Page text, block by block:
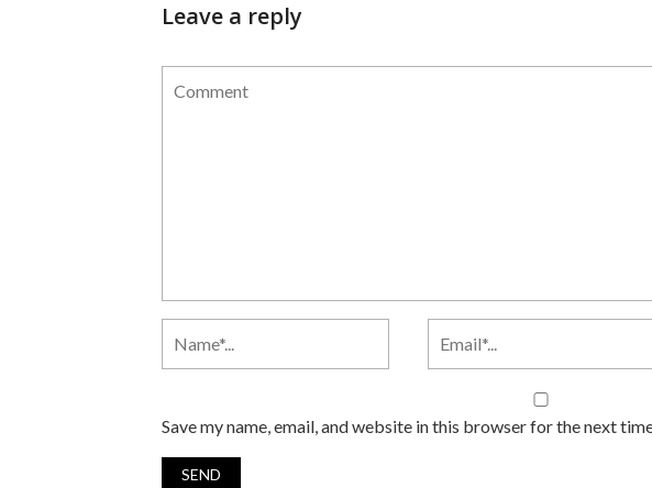
Leave a reply
Save my name, email, and website in this browser for the next